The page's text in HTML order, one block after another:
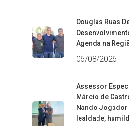
Douglas Ruas
Agenda na
06/08/2026
Assessor
Márcio de
Nando Jogador
lealdade,